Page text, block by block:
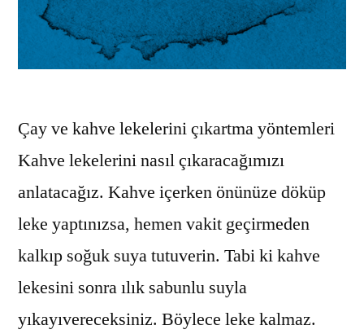
Çay ve kahve lekelerini çıkartma yöntemleri
Kahve lekelerini nasıl çıkaracağımızı
anlatacağız. Kahve içerken önünüze döküp
leke yaptınızsa, hemen vakit geçirmeden
kalkıp soğuk suya tutuverin. Tabi ki kahve
lekesini sonra ılık sabunlu suyla
yıkayıvereceksiniz. Böylece leke kalmaz.